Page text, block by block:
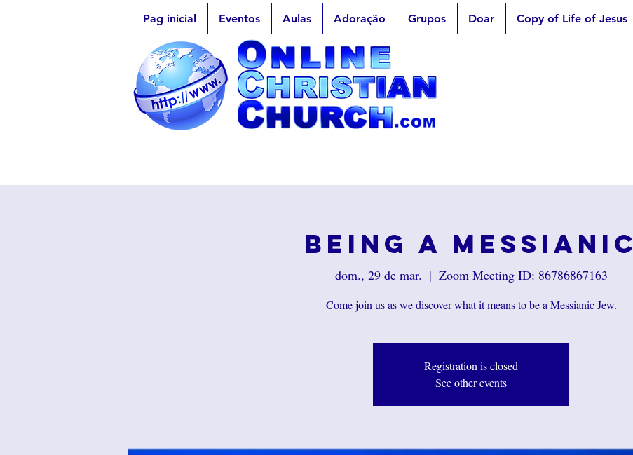
Pag inicial Eventos Aulas Adoração Grupos Doar Copy of Life of Jesus
Being a Messianic
dom., 29 de mar.
  |
Zoom Meeting ID: 86786867163
Come join us as we discover what it means to be a Messianic Jew.
Registration is closed
See other events